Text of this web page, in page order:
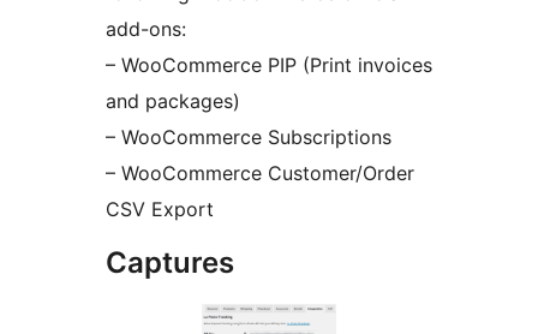
add-ons:
– WooCommerce PIP (Print invoices
and packages)
– WooCommerce Subscriptions
– WooCommerce Customer/Order
CSV Export
Captures